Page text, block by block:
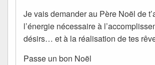
Je vais demander au Père Noël de
l’énergie nécessaire à
désirs… et à la réalisation de tes
Passe un bon Noël